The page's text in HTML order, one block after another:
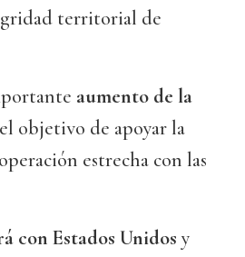
territorial de
aumento de la
objetivo de apoyar la
estrecha con las
con Estados Unidos y